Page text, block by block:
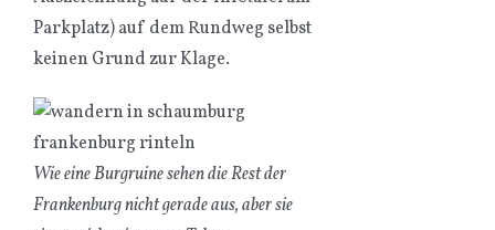
Parkplatz) auf dem Rundweg selbst
keinen Grund zur Klage.
Wie eine Burgruine sehen die Rest der
Frankenburg nicht gerade aus, aber sie